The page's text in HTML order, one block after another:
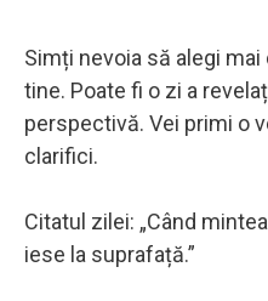
Simți nevoia să alegi
tine. Poate fi o zi a
perspectivă. Vei primi o
clarifici.
Citatul zilei: „Când
iese la suprafață.”